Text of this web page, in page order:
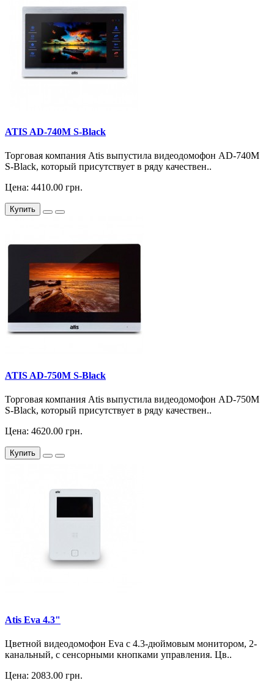
ATIS AD-740M S-Black
Торговая компания Atis выпустила видеодомофон AD-740M
S-Black, который присутствует в ряду качествен..
Цена: 4410.00 грн.
Купить
ATIS AD-750M S-Black
Торговая компания Atis выпустила видеодомофон AD-750M
S-Black, который присутствует в ряду качествен..
Цена: 4620.00 грн.
Купить
Atis Eva 4.3"
Цветной видеодомофон Eva с 4.3-дюймовым монитором, 2-
канальный, с сенсорными кнопками управления. Цв..
Цена: 2083.00 грн.